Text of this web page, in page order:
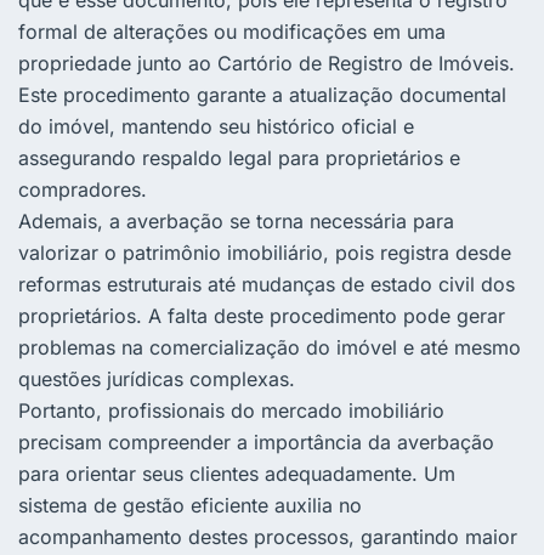
formal de alterações ou modificações em uma
propriedade junto ao Cartório de Registro de Imóveis.
Este procedimento garante a atualização documental
do imóvel, mantendo seu histórico oficial e
assegurando respaldo legal para proprietários e
compradores.
Ademais, a averbação se torna necessária para
valorizar o patrimônio imobiliário, pois registra desde
reformas estruturais até mudanças de estado civil dos
proprietários. A falta deste procedimento pode gerar
problemas na comercialização do imóvel e até mesmo
questões jurídicas complexas.
Portanto, profissionais do mercado imobiliário
precisam compreender a importância da averbação
para orientar seus clientes adequadamente. Um
sistema de gestão eficiente auxilia no
acompanhamento destes processos, garantindo maior